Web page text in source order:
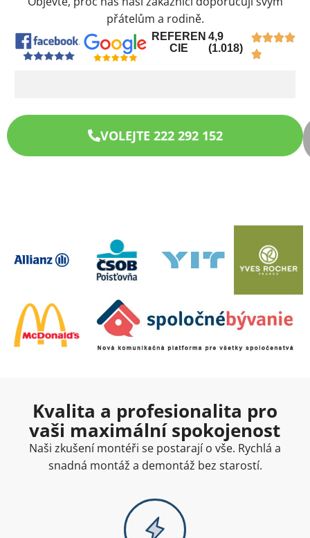
přátelům a rodině.
REFEREN
CIE
4,9
(1.018)
VOLEJTE 222 292 152
Kvalita a profesionalita pro
vaši maximální spokojenost
Naši zkušení montéři se postarají o vše. Rychlá a
snadná montáž a demontáž bez starostí.